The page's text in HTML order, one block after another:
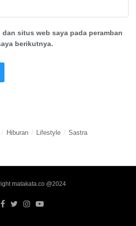
dan situs web saya pada peramban
berikutnya.
Hiburan Lifestyle Sastra
matakata.co @2024